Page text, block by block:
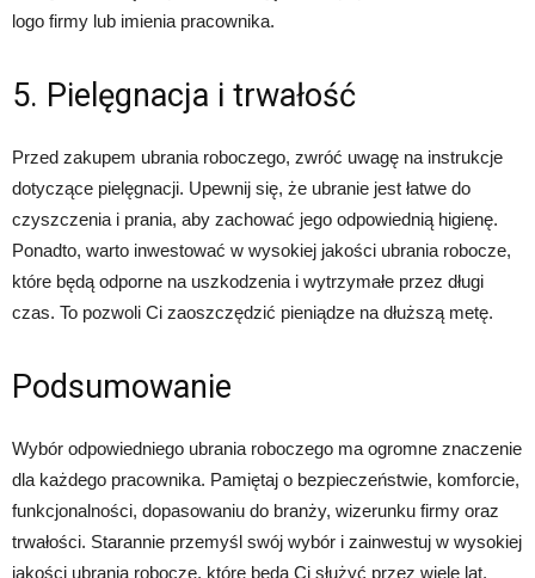
logo firmy lub imienia pracownika.
5. Pielęgnacja i trwałość
Przed zakupem ubrania roboczego, zwróć uwagę na instrukcje
dotyczące pielęgnacji. Upewnij się, że ubranie jest łatwe do
czyszczenia i prania, aby zachować jego odpowiednią higienę.
Ponadto, warto inwestować w wysokiej jakości ubrania robocze,
które będą odporne na uszkodzenia i wytrzymałe przez długi
czas. To pozwoli Ci zaoszczędzić pieniądze na dłuższą metę.
Podsumowanie
Wybór odpowiedniego ubrania roboczego ma ogromne znaczenie
dla każdego pracownika. Pamiętaj o bezpieczeństwie, komforcie,
funkcjonalności, dopasowaniu do branży, wizerunku firmy oraz
trwałości. Starannie przemyśl swój wybór i zainwestuj w wysokiej
jakości ubrania robocze, które będą Ci służyć przez wiele lat.